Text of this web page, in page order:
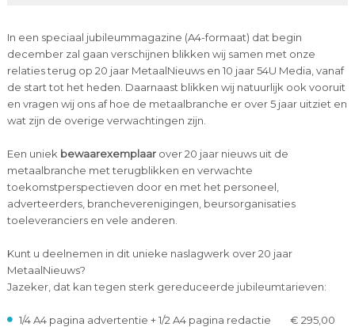
In een speciaal jubileummagazine (A4-formaat) dat begin
december zal gaan verschijnen blikken wij samen met onze
relaties terug op 20 jaar MetaalNieuws en 10 jaar 54U Media, vanaf
de start tot het heden. Daarnaast blikken wij natuurlijk ook vooruit
en vragen wij ons af hoe de metaalbranche er over 5 jaar uitziet en
wat zijn de overige verwachtingen zijn.
Een uniek bewaarexemplaarover 20 jaar nieuws uit de
metaalbranche met terugblikken en verwachte
toekomstperspectieven door en met het personeel,
adverteerders, brancheverenigingen, beursorganisaties
toeleveranciers en vele anderen.
Kunt u deelnemen in dit unieke naslagwerk over 20 jaar
MetaalNieuws?
Jazeker, dat kan tegen sterk gereduceerde jubileumtarieven:
1/4 A4 pagina advertentie + 1/2 A4 pagina redactie € 295,00